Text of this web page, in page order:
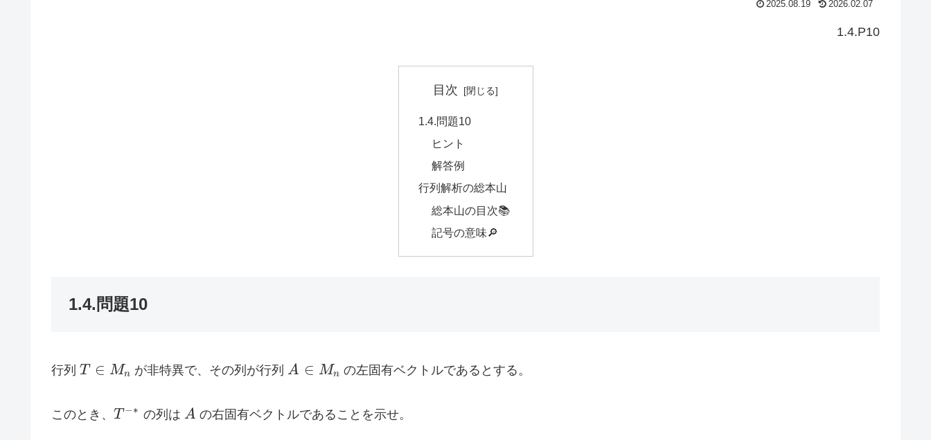
2025.08.19 2026.02.07
1.4.P10
目次
1.4.問題10
ヒント
解答例
行列解析の総本山
総本山の目次📚
記号の意味🔎
1.4.問題10
行列 T
T ∈ Mn が非特異で、その列が行列
A
A ∈ Mn の左固有ベクトルであるとする。
このとき、 T^{-
T −∗ の列はA
A の右固有ベクトルであることを示せ。